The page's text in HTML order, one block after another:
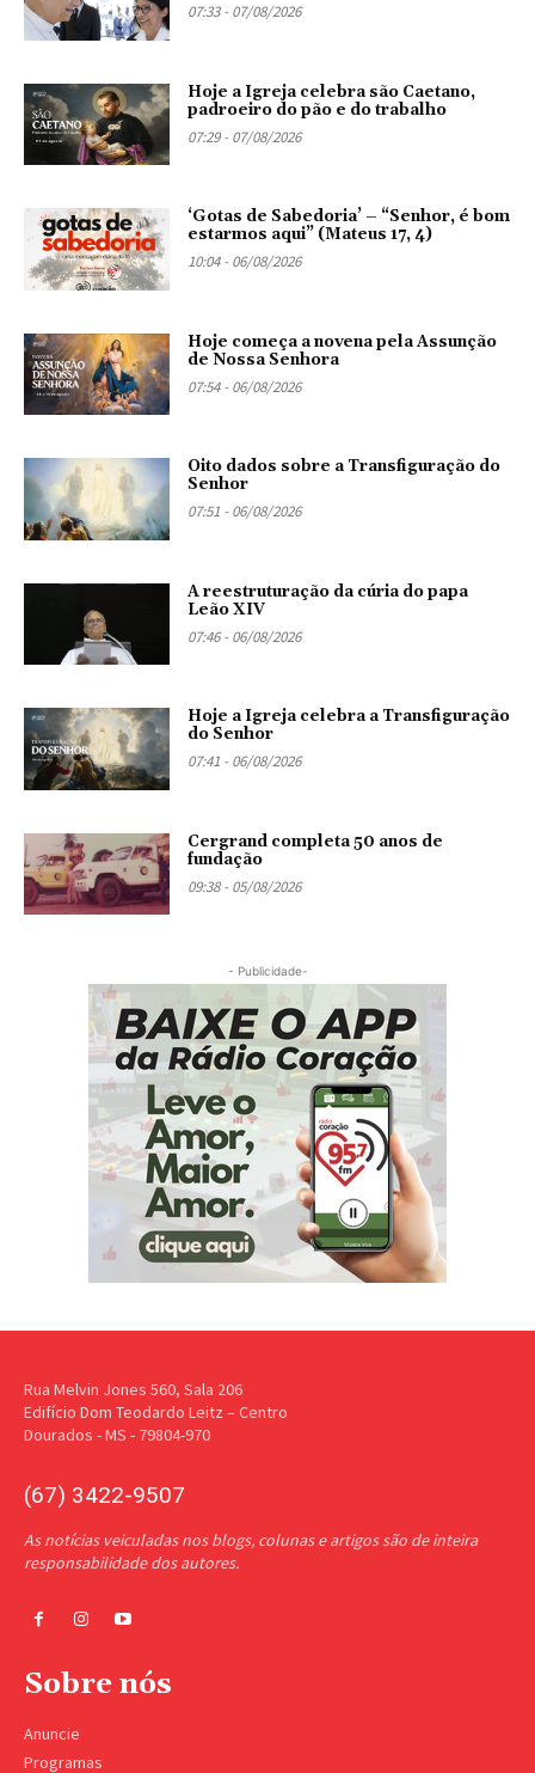
07:33 - 07/08/2026
Hoje a Igreja celebra são Caetano,
padroeiro do pão e do trabalho
07:29 - 07/08/2026
‘Gotas de Sabedoria’ – “Senhor, é bom
estarmos aqui” (Mateus 17, 4)
10:04 - 06/08/2026
Hoje começa a novena pela Assunção
de Nossa Senhora
07:54 - 06/08/2026
Oito dados sobre a Transfiguração do
Senhor
07:51 - 06/08/2026
A reestruturação da cúria do papa
Leão XIV
07:46 - 06/08/2026
Hoje a Igreja celebra a Transfiguração
do Senhor
07:41 - 06/08/2026
Cergrand completa 50 anos de
fundação
09:38 - 05/08/2026
- Publicidade-
Rua Melvin Jones 560, Sala 206
Edifício Dom Teodardo Leitz – Centro
Dourados - MS - 79804-970
(67) 3422-9507
As notícias veiculadas nos blogs, colunas e artigos são de inteira
responsabilidade dos autores.
Sobre nós
Anuncie
Programas